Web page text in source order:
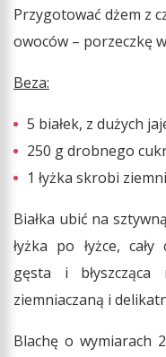
Przygotować dżem z
owoców – porzeczkę
Beza:
5 białek, z dużych
250 g drobnego
1 łyżka skrobi
Białka ubić na
łyżka po łyżce,
gęsta i błyszcząca
ziemniaczaną i
Blachę o wymiarach